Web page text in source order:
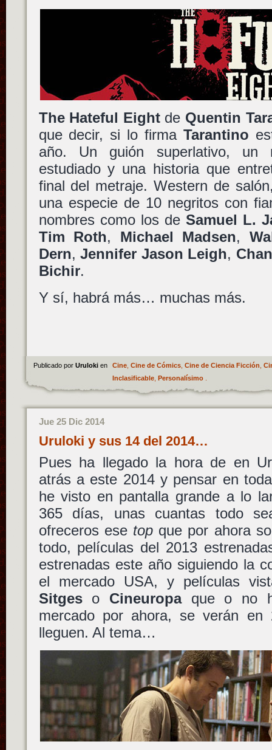
The Hateful Eightde Quentin
que decir, si lo firmaTarantino
año. Un guión superlativo, un
estudiado y una historia que
final del metraje. Western de
una especie de 10 negritos con
nombres como los deSamuel L.
Tim Roth, Michael Madsen,
Dern,Jennifer Jason Leigh,
Bichir.
Y sí, habrá más… muchas más.
Publicado por Uruloki en Cine, Cine de Cómics, Cine de Ciencia Ficción
Inclasificable, Personalísimo.
Jue 25 Dic 2014
Uruloki y sus 14 del 2014…
Pues ha llegado la hora de en
atrás a este 2014 y pensar en
he visto en pantalla grande a lo
365 días, unas cuantas todo
ofreceros ese topque por ahora
todo, películas del 2013
estrenadas este año siguiendo la
el mercado USA, y películas
Sitgeso Cineuropaque o no
mercado por ahora, se verán
lleguen. Al tema…